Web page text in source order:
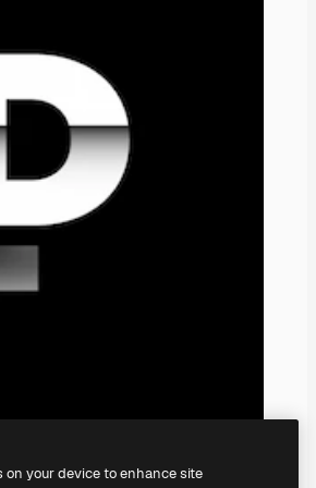
on your device to enhance site